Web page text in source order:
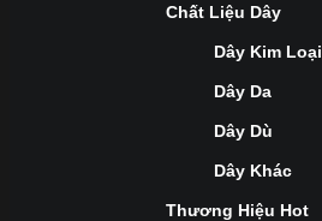
Chất Liệu Dây
Dây Kim Loại
Dây Da
Dây Dù
Dây Khác
Thương Hiệu Hot